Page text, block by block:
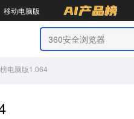
移动电脑版
电脑版1.064